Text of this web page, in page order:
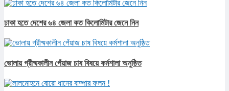
ঢাকা হতে দেশের ৬৪ জেলা কত কিলোমিটার জেনে নিন
ভোলায় গ্রীষ্মকালীন পেঁয়াজ চাষ বিষয়ে কর্মশালা অনুষ্ঠিত